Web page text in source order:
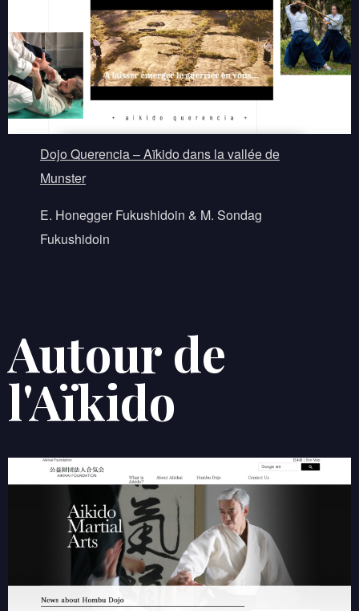
Dojo Querencia – Aïkido dans la vallée de
Munster
E. Honegger Fukushidoin & M. Sondag
Fukushidoin
Autour de
l'Aïkido